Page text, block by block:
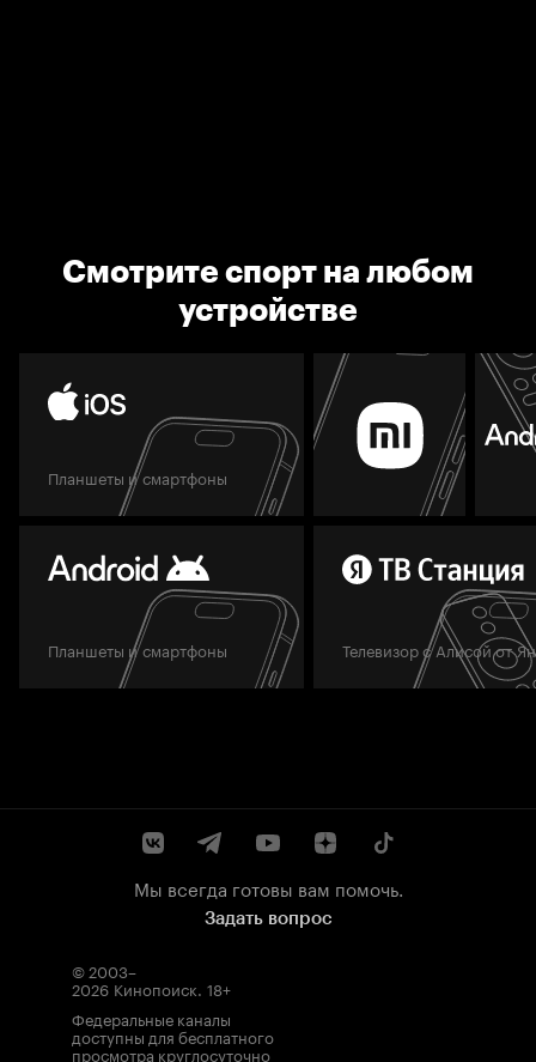
Смотрите спорт на любом
устройстве
Планшеты и смартфоны
Планшеты и смартфоны Телевизор с Алисой от
Мы всегда готовы вам помочь.
Задать вопрос
© 2003–
2026 Кинопоиск. 18+
Федеральные каналы
доступны для бесплатного
просмотра круглосуточно